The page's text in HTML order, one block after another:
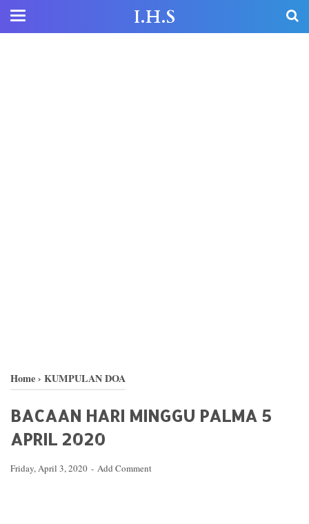
I.H.S
Home› KUMPULAN DOA
BACAAN HARI MINGGU PALMA 5
APRIL 2020
Friday, April 3, 2020 Add Comment